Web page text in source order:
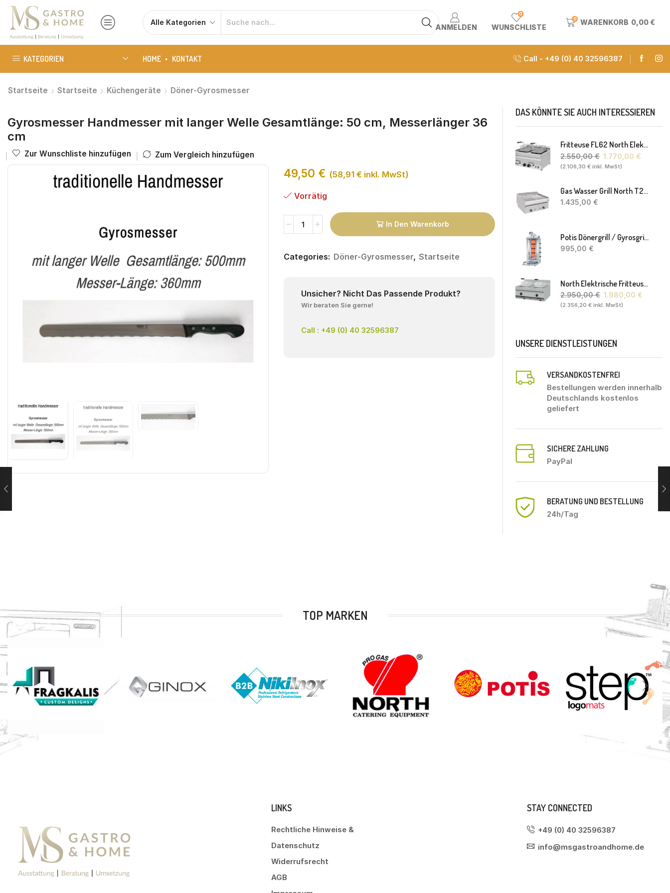
ANMELDEN
0
WUNSCHLISTE
0 WARENKORB 0,00 €
KATEGORIEN HOME KONTAKT Call - +49 (0) 40 32596387
Startseite Startseite Küchengeräte Döner-Gyrosmesser
Gyrosmesser Handmesser mit langer Welle Gesamtlänge: 50 cm, Messerlänger 36
cm
Zur Wunschliste hinzufügen Zum Vergleich hinzufügen
49,50 € (58,91€ inkl. MwSt)
Vorrätig
In Den Warenkorb
Categories: Döner-Gyrosmesser, Startseite
Unsicher? Nicht Das Passende Produkt?
Wir beraten Sie gerne!
Call : +49 (0) 40 32596387
DAS KÖNNTE SIE AUCH INTERESSIEREN
Fritteuse FL62 North Elektro 2 X 8-10L 60 X 60 X 30(38) Cm
2.550,00€ 1.770,00 €
(2.106,30 € inkl. MwSt)
Gas Wasser Grill North T20 77 X 63 X 43 Cm
1.435,00 €
Potis Dönergrill / Gyrosgrill GD4 S - Achteckige Fettwanne-Ohne Schaufel
995,00 €
North Elektrische Fritteuse FL20. 80 X 70 X 30(46) Cm
2.950,00€ 1.980,00 €
(2.356,20 € inkl. MwSt)
UNSERE DIENSTLEISTUNGEN
VERSANDKOSTENFREI
Bestellungen werden innerhalb
Deutschlands kostenlos
geliefert
SICHERE ZAHLUNG
PayPal
BERATUNG UND BESTELLUNG
24h/Tag
TOP MARKEN
LINKS
Rechtliche Hinweise &
Datenschutz
Widerrufsrecht
AGB
STAY CONNECTED
+49 (0) 40 32596387
info@msgastroandhome.de